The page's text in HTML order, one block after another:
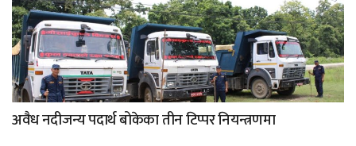
अवैध नदीजन्य पदार्थ बोकेका तीन टिप्पर नियन्त्रणमा